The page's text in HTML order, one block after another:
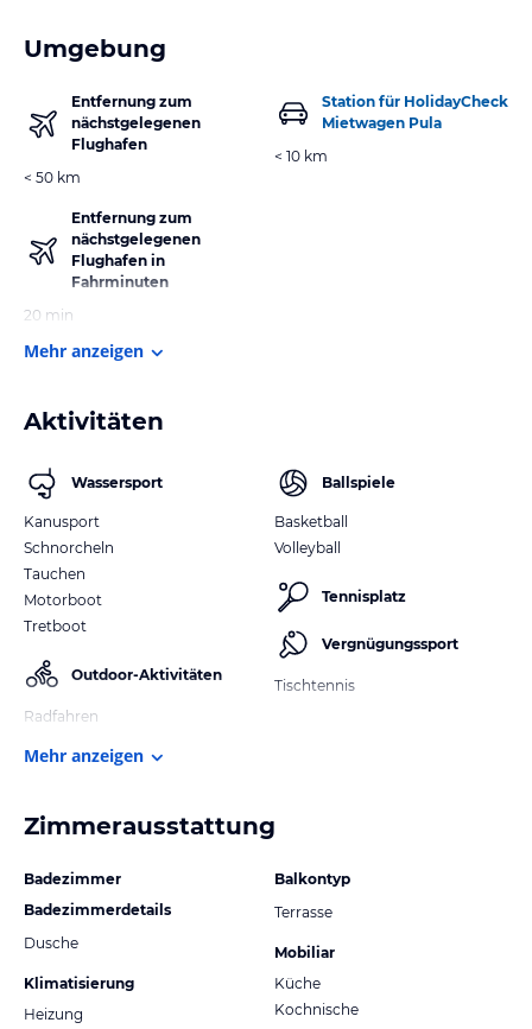
Umgebung
Entfernung zum
nächstgelegenen
Flughafen
< 50 km
Entfernung zum
nächstgelegenen
Flughafen in
Fahrminuten
20 min
Station für HolidayCheck
Mietwagen Pula
< 10 km
Mehr anzeigen
Aktivitäten
Wassersport
Kanusport
Schnorcheln
Tauchen
Motorboot
Tretboot
Outdoor-Aktivitäten
Radfahren
Ballspiele
Basketball
Volleyball
Tennisplatz
Vergnügungssport
Tischtennis
Mehr anzeigen
Zimmerausstattung
Badezimmer
Badezimmerdetails
Dusche
Klimatisierung
Heizung
Balkontyp
Terrasse
Mobiliar
Küche
Kochnische